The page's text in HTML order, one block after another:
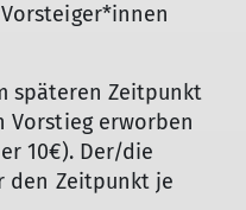
späteren Zeitpunkt
Vorstieg erworben
10€). Der/die
den Zeitpunkt je